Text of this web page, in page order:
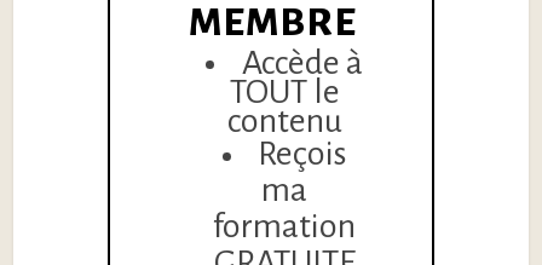
MEMBRE
Accède à
TOUT le
contenu
Reçois
ma
formation